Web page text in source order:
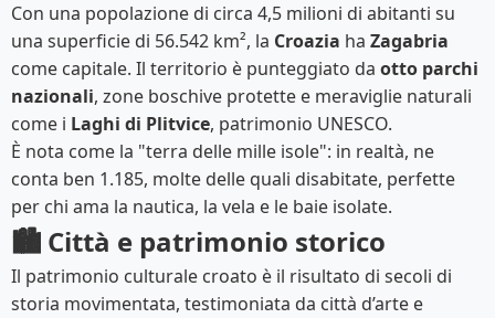
Con una popolazione di circa 4,5 milioni di abitanti su
una superficie di 56.542 km², la Croazia ha Zagabria
come capitale. Il territorio è punteggiato da otto parchi
nazionali, zone boschive protette e meraviglie naturali
come i Laghi di Plitvice, patrimonio UNESCO.
È nota come la "terra delle mille isole": in realtà, ne
conta ben 1.185, molte delle quali disabitate, perfette
per chi ama la nautica, la vela e le baie isolate.
🏙️ Città e patrimonio storico
Il patrimonio culturale croato è il risultato di secoli di
storia movimentata, testimoniata da città d’arte e